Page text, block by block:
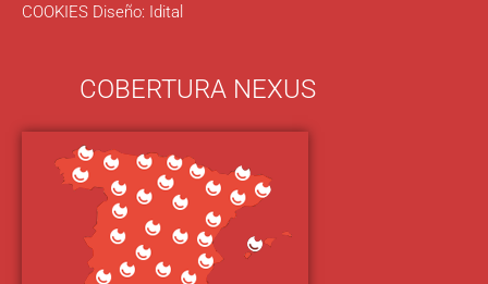
COOKIES Diseño: Idital
COBERTURA NEXUS